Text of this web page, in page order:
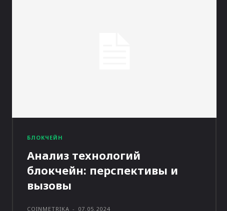
БЛОКЧЕЙН
Анализ технологий
блокчейн: перспективы и
вызовы
COINMETRIKA - 07.05.2024